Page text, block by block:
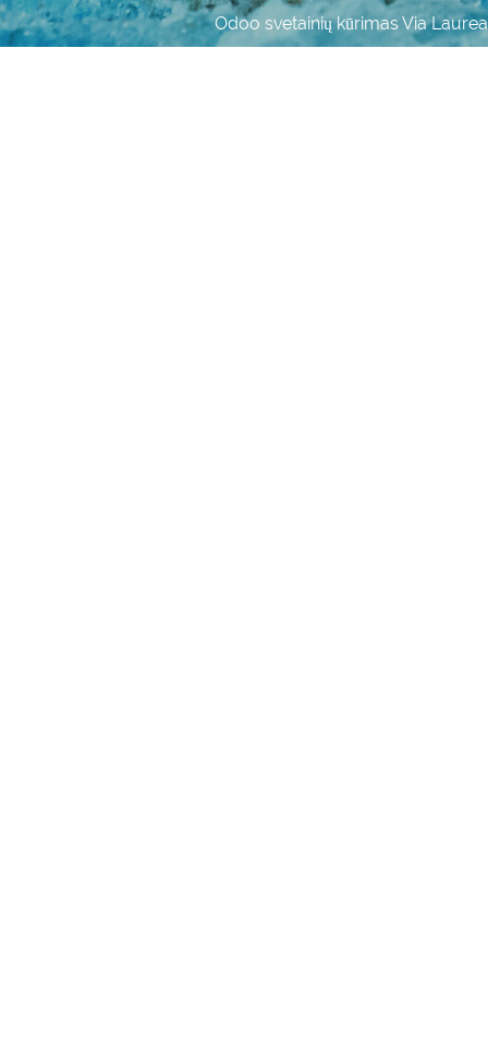
Odoo svetainių kūrimasVia Laurea